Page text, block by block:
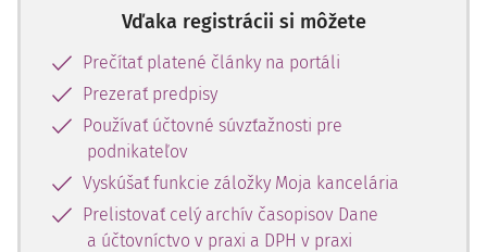
Vďaka registrácii si môžete
Prečítať platené články na portáli
Prezerať predpisy
Používať účtovné súvzťažnosti pre
podnikateľov
Vyskúšať funkcie záložky Moja kancelária
Prelistovať celý archív časopisov Dane
a účtovníctvo v praxi a DPH v praxi